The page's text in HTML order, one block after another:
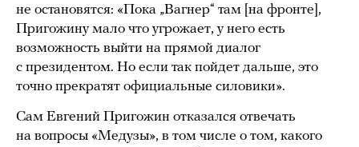
не остановятся: «Пока „Вагнер“ там [на фронте],
Пригожину мало что угрожает, у него есть
возможность выйти на прямой диалог
с президентом. Но если так пойдет дальше, это
точно прекратят официальные силовики».
Сам Евгений Пригожин отказался отвечать
на вопросы «Медузы», в том числе о том, какого